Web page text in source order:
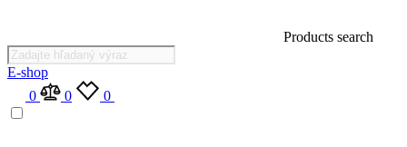
Products search
E-shop
0
0 0